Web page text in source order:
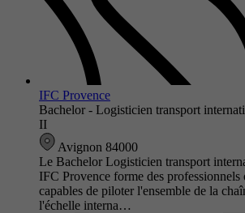
IFC Provence
Bachelor - Logisticien transport
II
Avignon 84000
Le Bachelor Logisticien transport
IFC Provence forme des professionnels
capables de piloter l'ensemble de la
l'échelle interna…